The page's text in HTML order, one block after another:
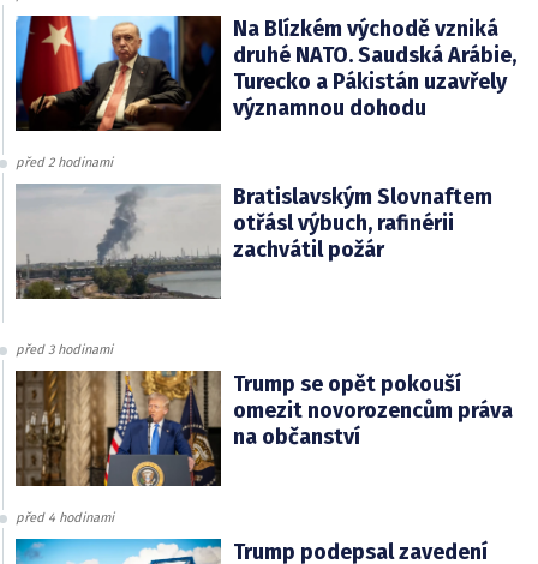
Na Blízkém východě vzniká
druhé NATO. Saudská Arábie,
Turecko a Pákistán uzavřely
významnou dohodu
před 2 hodinami
Bratislavským Slovnaftem
otřásl výbuch, rafinérii
zachvátil požár
před 3 hodinami
Trump se opět pokouší
omezit novorozencům práva
na občanství
před 4 hodinami
Trump podepsal zavedení